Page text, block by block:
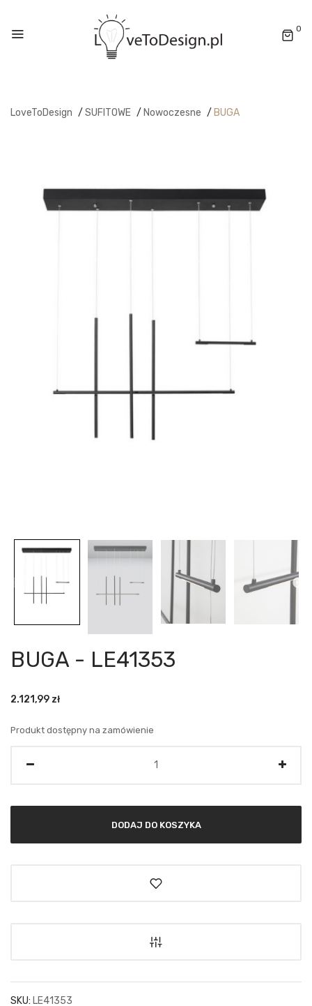
0
LoveToDesign / SUFITOWE / Nowoczesne / BUGA
BUGA - LE41353
2.121,99 zł
Produkt dostępny na zamówienie
DODAJ DO KOSZYKA
SKU: LE41353